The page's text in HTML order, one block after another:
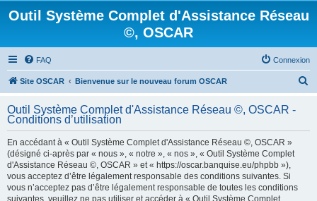
Outil Système Complet d'Assistance Réseau
©, OSCAR
FAQ Connexion
Site OSCAR Bienvenue sur le nouveau forum OSCAR
h
Outil Système Complet d'Assistance Réseau ©, OSCAR -
Conditions d’utilisation
En accédant à « Outil Système Complet d'Assistance Réseau ©, OSCAR »
(désigné ci-après par « nous », « notre », « nos », « Outil Système Complet
d'Assistance Réseau ©, OSCAR » et « https://oscar.banquise.eu/phpbb »),
vous acceptez d’être légalement responsable des conditions suivantes. Si
vous n’acceptez pas d’être légalement responsable de toutes les conditions
suivantes, veuillez ne pas utiliser et accéder à « Outil Système Complet